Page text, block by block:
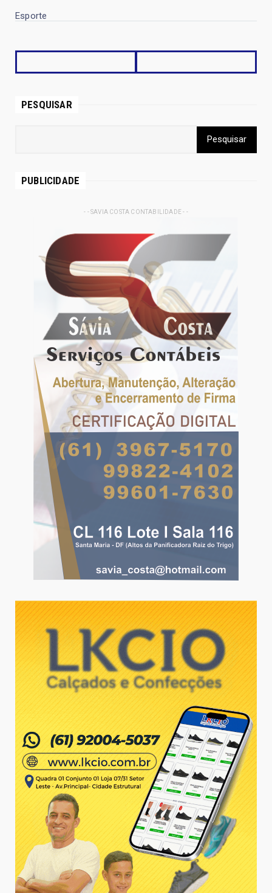
Esporte
PESQUISAR
PUBLICIDADE
- - SAVIA COSTA CONTABILIDADE - -